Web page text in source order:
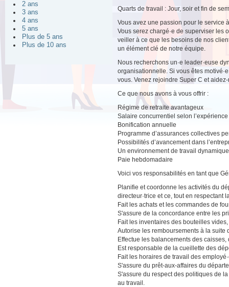
2 ans
3 ans
4 ans
5 ans
Plus de 5 ans
Plus de 10 ans
Quarts de travail : Jour, soir et fin de
Vous avez une passion pour le service
Vous serez chargé·e de superviser
veiller à ce que les besoins de nos
un élément clé de notre équipe.
Nous recherchons un·e leader·euse
organisationnelle. Si vous êtes
vous. Venez rejoindre Super C et
Ce que nous avons à vous offrir :
Régime de retraite avantageux
Salaire concurrentiel selon l’expérience
Bonification annuelle
Programme d’assurances collectives
Possibilités d’avancement dans
Un environnement de travail
Paie hebdomadaire
Voici vos responsabilités en tant que
Planifie et coordonne les activités du
directeur·trice et ce, tout en respectant
Fait les achats et les commandes de
S'assure de la concordance entre les
Fait les inventaires des bouteilles
Autorise les remboursements à la suite
Effectue les balancements des
Est responsable de la cueillette des
Fait les horaires de travail des
S'assure du prêt-aux-affaires du
S'assure du respect des politiques de
au travail.